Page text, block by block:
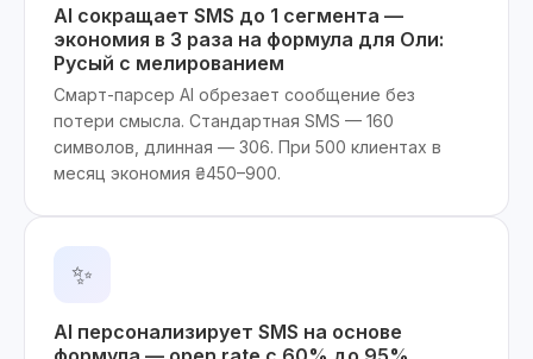
AI сокращает SMS до 1 сегмента —
экономия в 3 раза на формула для Оли:
Русый с мелированием
Смарт-парсер AI обрезает сообщение без
потери смысла. Стандартная SMS — 160
символов, длинная — 306. При 500 клиентах в
месяц экономия ₴450–900.
✨
AI персонализирует SMS на основе